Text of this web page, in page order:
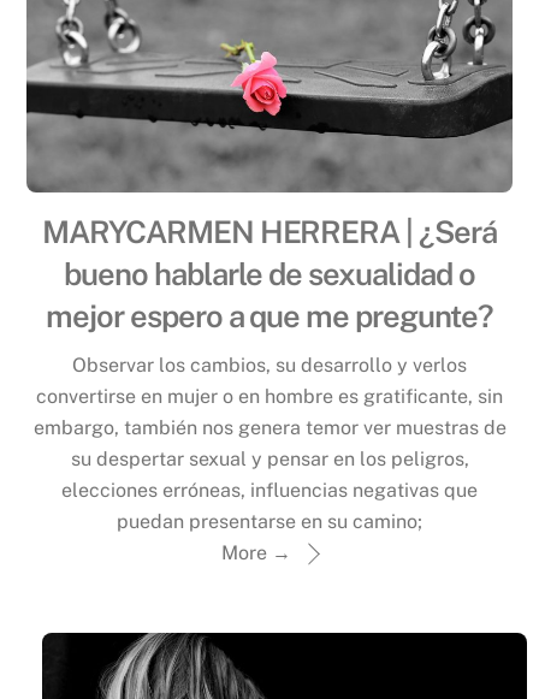
MARYCARMEN HERRERA | ¿Será
bueno hablarle de sexualidad o
mejor espero a que me pregunte?
Observar los cambios, su desarrollo y verlos
convertirse en mujer o en hombre es gratificante, sin
embargo, también nos genera temor ver muestras de
su despertar sexual y pensar en los peligros,
elecciones erróneas, influencias negativas que
puedan presentarse en su camino;
More →